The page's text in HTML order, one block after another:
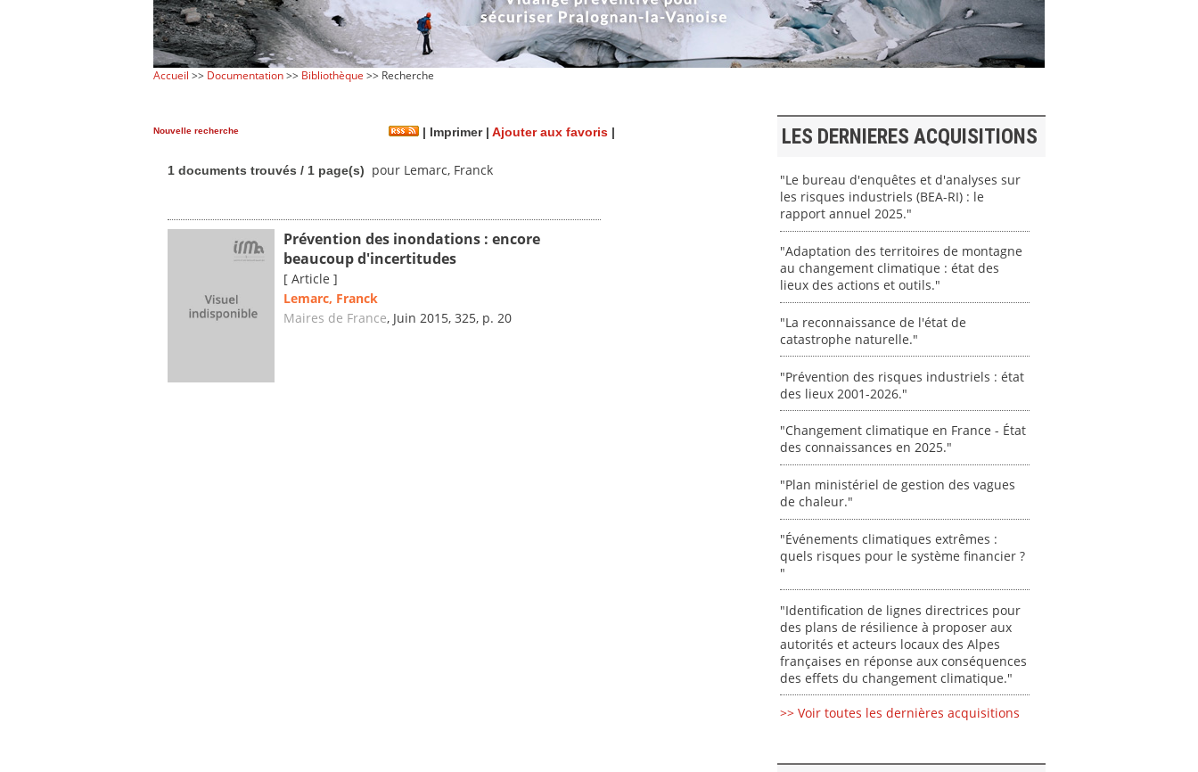
Accueil >> Documentation>> Bibliothèque >> Recherche
Nouvelle recherche | Imprimer| Ajouter aux favoris |
1 documents trouvés / 1 page(s) pour Lemarc, Franck
Prévention des inondations : encore
beaucoup d'incertitudes
[ Article ]
Lemarc, Franck
Maires de France, Juin 2015, 325, p. 20
LES DERNIERES ACQUISITIONS
"Le bureau d'enquêtes et d'analyses sur
les risques industriels (BEA-RI) : le
rapport annuel 2025."
"Adaptation des territoires de montagne
au changement climatique : état des
lieux des actions et outils."
"La reconnaissance de l'état de
catastrophe naturelle."
"Prévention des risques industriels : état
des lieux 2001-2026."
"Changement climatique en France - État
des connaissances en 2025."
"Plan ministériel de gestion des vagues
de chaleur."
"Événements climatiques extrêmes :
quels risques pour le système financier ?
"
"Identification de lignes directrices pour
des plans de résilience à proposer aux
autorités et acteurs locaux des Alpes
françaises en réponse aux conséquences
des effets du changement climatique."
>> Voir toutes les dernières acquisitions